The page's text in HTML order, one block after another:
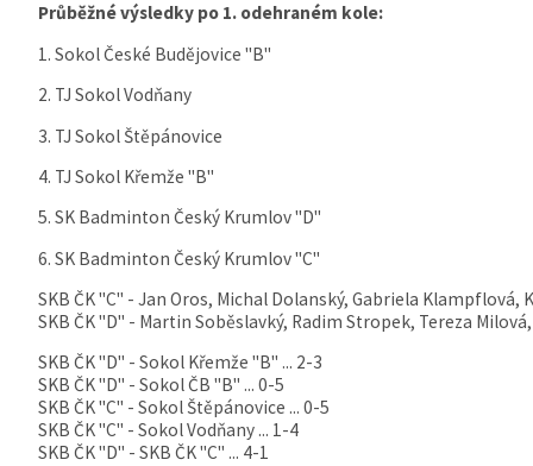
Průběžné výsledky po 1. odehraném kole:
1. Sokol České Budějovice "B"
2. TJ Sokol Vodňany
3. TJ Sokol Štěpánovice
4. TJ Sokol Křemže "B"
5. SK Badminton Český Krumlov "D"
6. SK Badminton Český Krumlov "C"
SKB ČK "C" - Jan Oros, Michal Dolanský, Gabriela Klampflová,
SKB ČK "D" - Martin Soběslavký, Radim Stropek, Tereza
SKB ČK "D" - Sokol Křemže "B" ... 2-3
SKB ČK "D" - Sokol ČB "B" ... 0-5
SKB ČK "C" - Sokol Štěpánovice ... 0-5
SKB ČK "C" - Sokol Vodňany ... 1-4
SKB ČK "D" - SKB ČK "C" ... 4-1